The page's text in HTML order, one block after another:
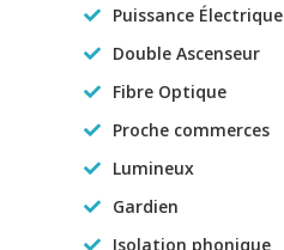
Puissance Électrique
Double Ascenseur
Fibre Optique
Proche commerces
Lumineux
Gardien
Isolation phonique